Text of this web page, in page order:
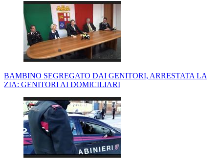
BAMBINO SEGREGATO DAI GENITORI, ARRESTATA LA
ZIA: GENITORI AI DOMICILIARI